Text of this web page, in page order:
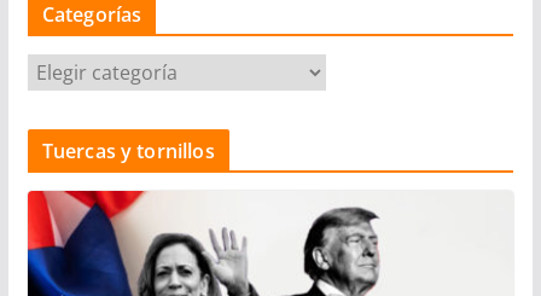
Categorías
t
g
r
í
Tuercas y tornillos